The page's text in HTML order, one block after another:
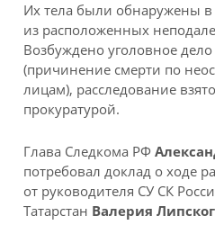
Их тела были обнаружены
из расположенных
Возбуждено уголовное
(причинение смерти по
лицам), расследование
прокуратурой.
Глава Следкома РФ
потребовал доклад о ходе
от руководителя СУ СК
Татарстан Валерия